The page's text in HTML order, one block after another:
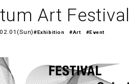
Art
#Exhibition #Art #Event